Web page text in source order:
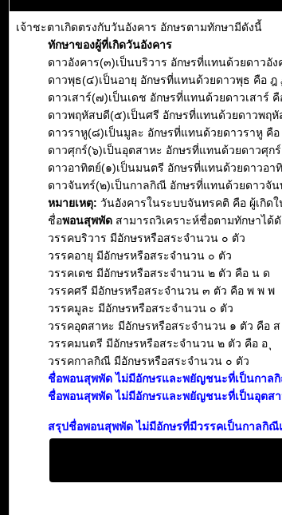
เจ้าชะตาเกิดตรงกับวันอังคาร อักษรตามทักษามีดังนี้
ทักษาของผู้ที่เกิดวันอังคาร
ดาวอังคาร(๓)เป็นบริวาร อักษรที่แทนด้วยดาวอั
ดาวพุธ(๔)เป็นอายุ อักษรที่แทนด้วยดาวพุธ คือ
ดาวเสาร์(๗)เป็นเดช อักษรที่แทนด้วยดาวเสาร์
ดาวพฤหัสบดี(๕)เป็นศรี อักษรที่แทนด้วยดาวพฤ
ดาวราหู(๘)เป็นมูละ อักษรที่แทนด้วยดาวราหู คือ
ดาวศุกร์(๖)เป็นอุตสาหะ อักษรที่แทนด้วยดาวศุก
ดาวอาทิตย์(๑)เป็นมนตรี อักษรที่แทนด้วยดาวอา
ดาวจันทร์(๒)เป็นกาลกิณี อักษรที่แทนด้วยดาวจั
หมายเหตุ: วันอังคารในระบบจันทรคติ คือ ผู้เกิด
ชื่อพอนสุพพัด สามารถวิเคราะห์ชื่อตามทักษาได้
วรรคบริวาร มีอักษรหรือสระจำนวน ๐ ตัว
วรรคอายุ มีอักษรหรือสระจำนวน ๐ ตัว
วรรคเดช มีอักษรหรือสระจำนวน ๒ ตัว คือ น ด
วรรคศรี มีอักษรหรือสระจำนวน ๓ ตัว คือ พ พ พ
วรรคมูละ มีอักษรหรือสระจำนวน ๐ ตัว
วรรคอุตสาหะ มีอักษรหรือสระจำนวน ๑ ตัว คือ ส
วรรคมนตรี มีอักษรหรือสระจำนวน ๒ ตัว คือ อ ุ
วรรคกาลกิณี มีอักษรหรือสระจำนวน ๐ ตัว
ชื่อพอนสุพพัด ไม่มีอักษรและพยัญชนะที่เป็นกาล
ชื่อพอนสุพพัด ไม่มีอักษรและพยัญชนะที่เป็นอุตสา
สรุปชื่อพอนสุพพัด ไม่มีอักษรที่มีวรรคเป็นกาลกิ